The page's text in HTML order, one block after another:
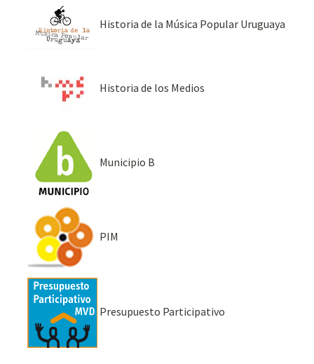
Historia de la Música Popular Uruguaya
Historia de los Medios
Municipio B
PIM
Presupuesto Participativo